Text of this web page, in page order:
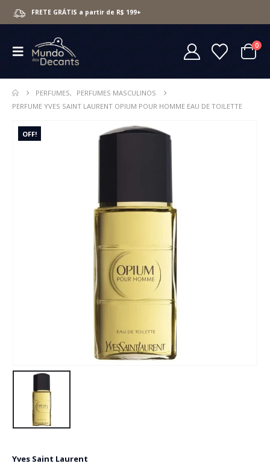
FRETE GRÁTIS a partir de R$ 199+
0
PERFUMES,
PERFUMES MASCULINOS
PERFUME YVES SAINT LAURENT OPIUM POUR HOMME EAU DE TOILETTE
OFF!
Yves Saint Laurent